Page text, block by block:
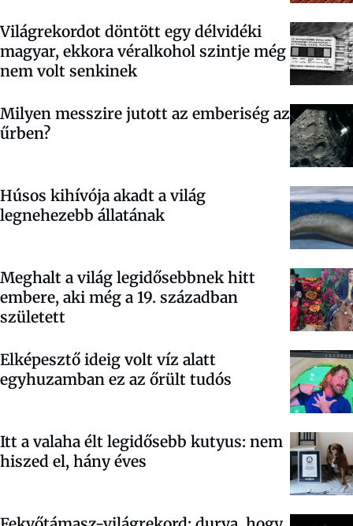
Világrekordot döntött egy délvidéki
magyar, ekkora véralkohol szintje még
nem volt senkinek
Milyen messzire jutott az emberiség az
űrben?
Húsos kihívója akadt a világ
legnehezebb állatának
Meghalt a világ legidősebbnek hitt
embere, aki még a 19. században
született
Elképesztő ideig volt víz alatt
egyhuzamban ez az őrült tudós
Itt a valaha élt legidősebb kutyus: nem
hiszed el, hány éves